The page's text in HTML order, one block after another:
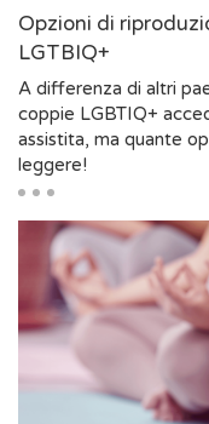
Opzioni di
LGTBIQ+
A differenza di altri
coppie LGBTIQ+
assistita, ma quante
leggere!